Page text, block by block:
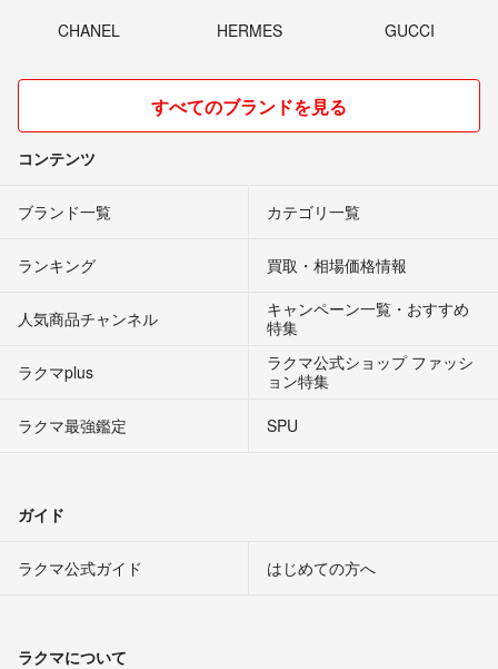
CHANEL HERMES GUCCI
すべてのブランドを見る
コンテンツ
ブランド一覧 カテゴリ一覧
ランキング 買取・相場価格情報
人気商品チャンネル
キャンペーン一覧・おすすめ
特集
ラクマplus
ラクマ公式ショップ ファッシ
ョン特集
ラクマ最強鑑定
SPU
ガイド
ラクマ公式ガイド はじめての方へ
ラクマについて